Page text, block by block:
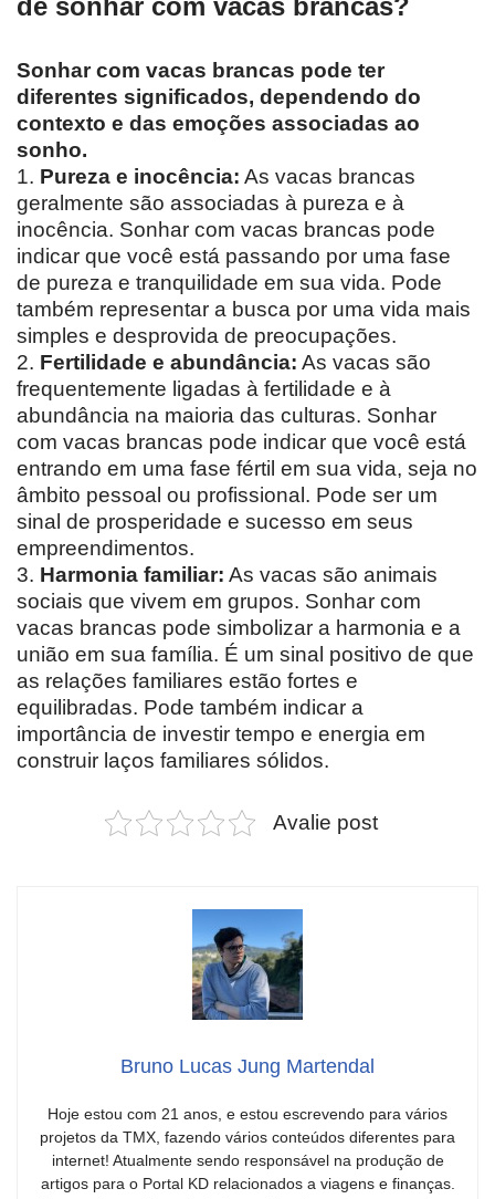
de sonhar com vacas brancas?
Sonhar com vacas brancas pode ter
diferentes significados, dependendo do
contexto e das emoções associadas ao
sonho.
1. Pureza e inocência: As vacas brancas
geralmente são associadas à pureza e à
inocência. Sonhar com vacas brancas pode
indicar que você está passando por uma fase
de pureza e tranquilidade em sua vida. Pode
também representar a busca por uma vida mais
simples e desprovida de preocupações.
2. Fertilidade e abundância: As vacas são
frequentemente ligadas à fertilidade e à
abundância na maioria das culturas. Sonhar
com vacas brancas pode indicar que você está
entrando em uma fase fértil em sua vida, seja no
âmbito pessoal ou profissional. Pode ser um
sinal de prosperidade e sucesso em seus
empreendimentos.
3. Harmonia familiar: As vacas são animais
sociais que vivem em grupos. Sonhar com
vacas brancas pode simbolizar a harmonia e a
união em sua família. É um sinal positivo de que
as relações familiares estão fortes e
equilibradas. Pode também indicar a
importância de investir tempo e energia em
construir laços familiares sólidos.
Avalie post
Bruno Lucas Jung Martendal
Hoje estou com 21 anos, e estou escrevendo para vários
projetos da TMX, fazendo vários conteúdos diferentes para
internet! Atualmente sendo responsável na produção de
artigos para o Portal KD relacionados a viagens e finanças.